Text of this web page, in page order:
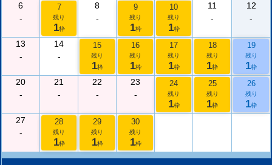
6
-
7
残り
1枠
8
-
9
残り
1枠
10
残り
1枠
11
-
12
-
13
-
14
-
15
残り
1枠
16
残り
1枠
17
残り
1枠
18
残り
1枠
19
残り
1枠
20
-
21
-
22
-
23
-
24
残り
1枠
25
残り
1枠
26
残り
1枠
27
-
28
残り
1枠
29
残り
1枠
30
残り
1枠